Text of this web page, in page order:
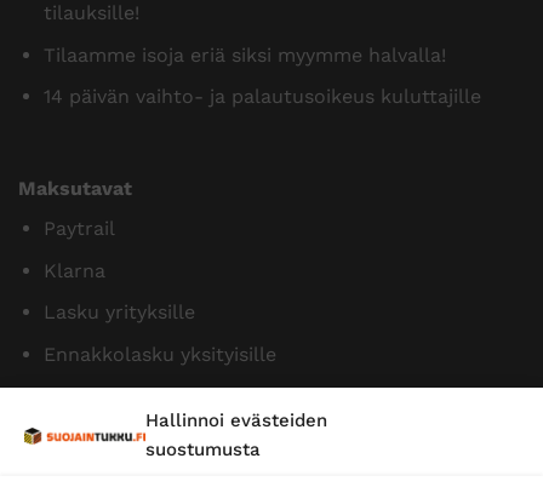
Hallinnoi evästeiden
suostumusta
tilauksille!
Tilaamme isoja eriä siksi myymme halvalla!
14 päivän vaihto- ja palautusoikeus kuluttajille
Maksutavat
Paytrail
Klarna
Lasku yrityksille
Ennakkolasku yksityisille